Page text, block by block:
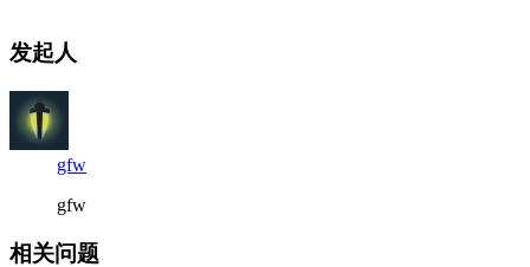
发起人
gfw
gfw
相关问题